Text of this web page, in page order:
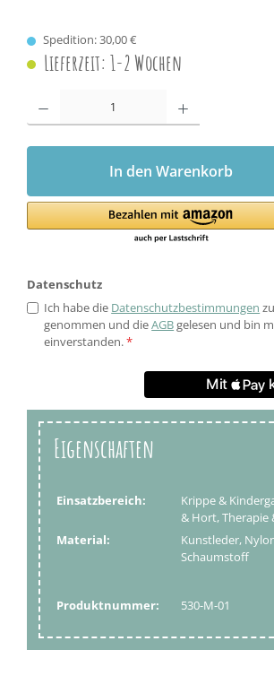
Spedition: 30,00 €
Lieferzeit: 1-2 Wochen
Produkt Anzahl: Gib den gewünschten Wert ein
In den Warenkorb
Datenschutz
Ich habe die Datenschutzbestimmungen
genommen und dieAGBgelesen und bin
einverstanden.*
Eigenschaften
Einsatzbereich:
Krippe &
& Hort, Therapie
Material:
Kunstleder,
Schaumstoff
Produktnummer: 530-M-01